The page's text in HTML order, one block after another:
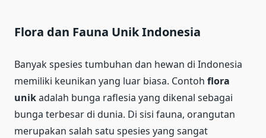
Flora dan Fauna Unik Indonesia
Banyak spesies tumbuhan dan hewan di Indonesia
memiliki keunikan yang luar biasa. Contoh flora
unikadalah bunga raflesia yang dikenal sebagai
bunga terbesar di dunia. Di sisi fauna, orangutan
merupakan salah satu spesies yang sangat